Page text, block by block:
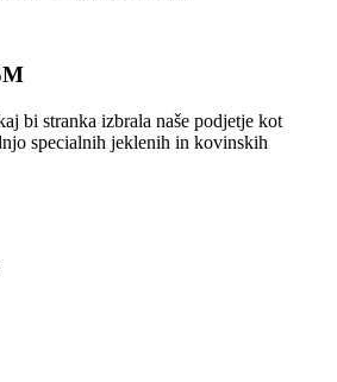
bi stranka izbrala naše podjetje kot
specialnih jeklenih in kovinskih